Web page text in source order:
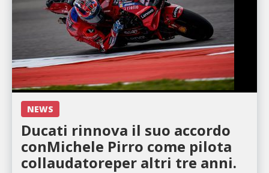
NEWS
Ducati rinnova il suo accordo
conMichele Pirro come pilota
collaudatoreper altri tre anni.